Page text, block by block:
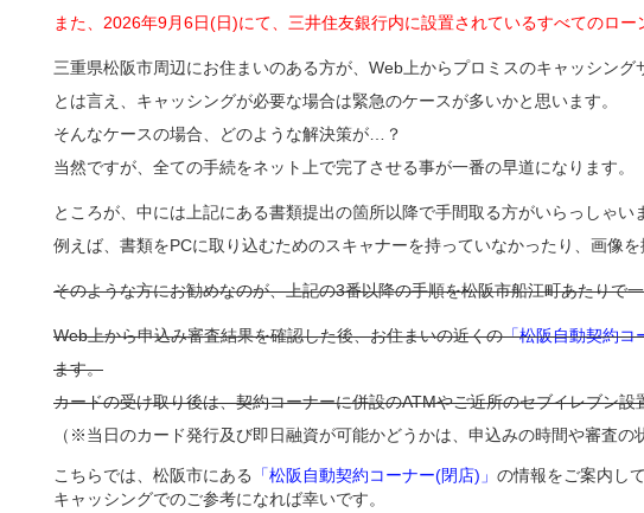
また、2026年9月6日(日)にて、三井住友銀行内に設置されているすべてのロ
三重県松阪市周辺にお住まいのある方が、Web上からプロミスのキャッシン
とは言え、キャッシングが必要な場合は緊急のケースが多いかと思います。
そんなケースの場合、どのような解決策が…？
当然ですが、全ての手続をネット上で完了させる事が一番の早道になります。
ところが、中には上記にある書類提出の箇所以降で手間取る方がいらっしゃい
例えば、書類をPCに取り込むためのスキャナーを持っていなかったり、画像
そのような方にお勧めなのが、上記の3番以降の手順を松阪市船江町あたりで
Web上から申込み審査結果を確認した後、お住まいの近くの「松阪自動契約コ
ます。
カードの受け取り後は、契約コーナーに併設のATMやご近所のセブイレブン
（※当日のカード発行及び即日融資が可能かどうかは、申込みの時間や審査の
こちらでは、松阪市にある 「松阪自動契約コーナー(閉店)」 の情報をご案内し
キャッシングでのご参考になれば幸いです。